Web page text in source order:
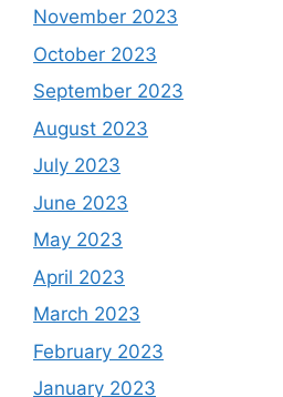
November 2023
October 2023
September 2023
August 2023
July 2023
June 2023
May 2023
April 2023
March 2023
February 2023
January 2023